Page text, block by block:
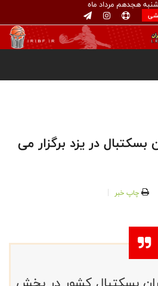
هجدهم مرداد ماه
بسکتبال در یزد برگزار می
چاپ خبر